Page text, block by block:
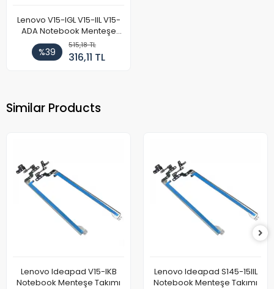
Lenovo V15-IGL V15-IIL V15-
ADA Notebook Menteşe
Takımı
%39
515,18 TL
316,11 TL
Similar Products
Lenovo Ideapad V15-IKB
Notebook Menteşe Takımı
Lenovo Ideapad S145-15IIL
Notebook Menteşe Takımı